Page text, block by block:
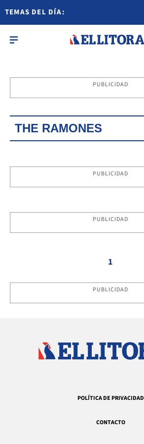
TEMAS DEL DÍA:
PUBLICIDAD
THE RAMONES
PUBLICIDAD
PUBLICIDAD
1
PUBLICIDAD
POLÍTICA DE PRIVACIDAD
CONTACTO